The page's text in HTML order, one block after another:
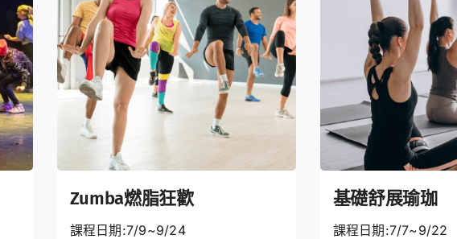
Zumba燃脂狂歡
課程日期:7/9~9/24
基礎舒展瑜珈
課程日期:7/7~9/22